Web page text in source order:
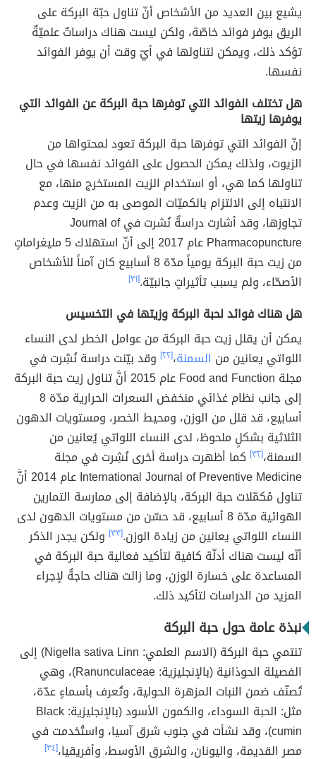
يشيع بين العديد من الأشخاص أنّ تناول حبّة البركة على
الريق يوفر فوائد خاصّة، ولكن ليست هناك دراساتٌ علميّةٌ
تؤكد ذلك، ويمكن لتناولها في أيّ وقت أن يوفر الفوائد
نفسها.
هل تختلف الفوائد التي توفرها حبة البركة عن الفوائد التي
يوفرها زيتها
إنّ الفوائد التي توفرها حبة البركة تعود لمحتواها من
الزيوت، ولذلك يمكن الحصول على الفوائد نفسها في حال
تناولها كما هي، أو استخدام الزيت المستخرج منها، مع
الانتباه إلى الالتزام بالكميّات الموصى به من الزيت وعدم
تجاوزها، وقد أشارت دراسةٌ نُشرت في Journal of
Pharmacopuncture عام 2017 إلى أنّ استهلاك 5 مليغراماتٍ
من زيت حبة البركة يومياً مدّة 8 أسابيع كان آمناً للأشخاص
الأصحّاء، ولم يسبب تأثيراتٍ جانبيّة.[٣١]
هل هناك فوائد لحبة البركة وزيتها في التخسيس
يمكن أن يقلل زيت حبة البركة من عوامل الخطر لدى النساء
اللواتي يعانين من السمنة،[٢٢]
وقد بيّنت دراسة نُشِرت في
مجلة Food and Function عام 2015 أنَّ تناول زيت حبة البركة
إلى جانب نظام غذائي منخفض السعرات الحرارية مدّة 8
أسابيع، قد قلل من الوزن، ومحيط الخصر، ومستويات الدهون
الثلاثية بشكلٍ ملحوظ، لدى النساء اللواتي يُعانين من
السمنة،[٣٢]
كما أظهرت دراسة أخرى نُشِرت في مجلة
International Journal of Preventive Medicine عام 2014 أنَّ
تناول مُكمّلات حبة البركة، بالإضافة إلى ممارسة التمارين
الهوائية مدّة 8 أسابيع، قد حسّن من مستويات الدهون لدى
النساء اللواتي يعانين من زيادة الوزن.[٣٣]
ولكن يجدر الذكر
أنّه ليست هناك أدلّة كافية لتأكيد فعالية حبة البركة في
المساعدة على خسارة الوزن، وما زالت هناك حاجةٌ لإجراء
المزيد من الدراسات لتأكيد ذلك.
نبذة عامة حول حبة البركة
تنتمي حبة البركة (الاسم العلمي: Nigella sativa Linn) إلى
الفصيلة الحوذانية (بالإنجليزية: Ranunculaceae)، وهي
تُصنّف ضمن النبات المزهرة الحولية، وتُعرف بأسماءٍ عدّة،
مثل: الحبة السوداء، والكمون الأسود (بالإنجليزية: Black
cumin)، وقد نشأت في جنوب شرق آسيا، واستُخدمت في
مصر القديمة، واليونان، والشرق الأوسط، وأفريقيا،[٣٤]